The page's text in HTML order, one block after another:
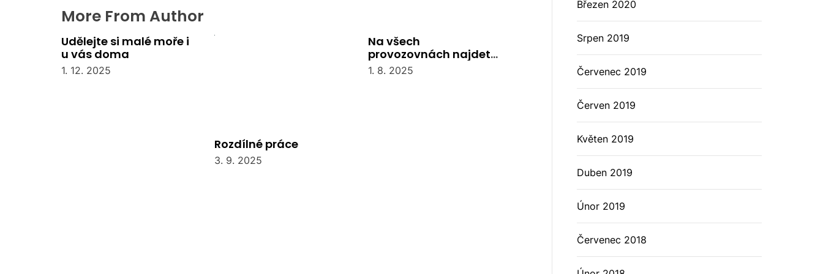
More From Author
Udělejte si malé moře i
u vás doma
1. 12. 2025
Rozdílné práce
3. 9. 2025
Na všech
provozovnách najdete
recepci
1. 8. 2025
Březen 2020
Srpen 2019
Červenec 2019
Červen 2019
Květen 2019
Duben 2019
Únor 2019
Červenec 2018